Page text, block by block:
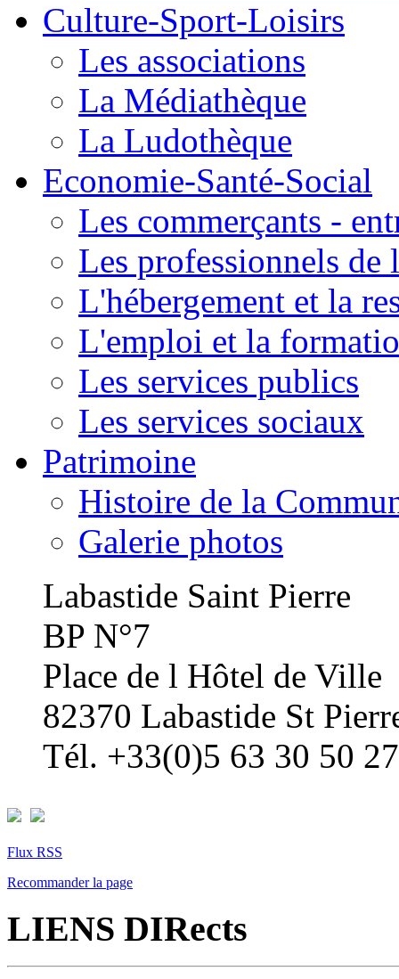
Culture-Sport-Loisirs
Les associations
La Médiathèque
La Ludothèque
Economie-Santé-Social
Les commerçants -
Les professionnels de
L'hébergement et la
L'emploi et la
Les services publics
Les services sociaux
Patrimoine
Histoire de la
Galerie photos
Labastide Saint Pierre
BP N°7
Place de l Hôtel de Ville
82370 Labastide St
Tél. +33(0)5 63 30 50 27
Flux RSS
Recommander la page
LIENS DIRects